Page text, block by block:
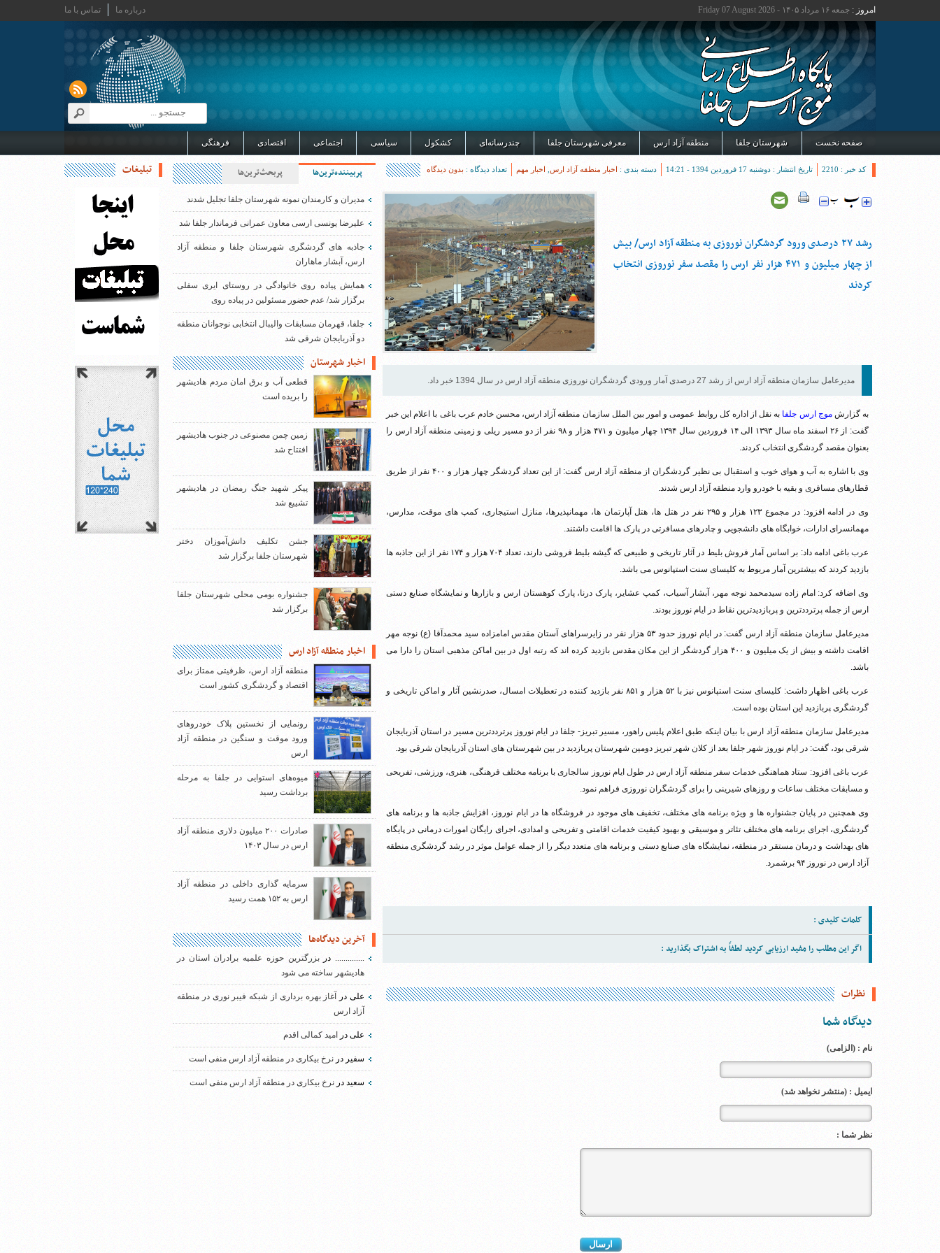
امروز : جمعه ۱۶ مرداد ۱۴۰۵ - Friday 07 August 2026 تماس با ما درباره ما
صفحه نخست شهرستان جلفا منطقه آزاد ارس معرفی شهرستان جلفا چندرسانه‌ای کشکول سیاسی اجتماعی اقتصادی فرهنگی
کد خبر : 2210 تاریخ انتشار : دوشنبه 17 فروردین 1394 - 14:21 دسته بندی : اخبار منطقه آزاد ارس اخبار مهم تعداد دیدگاه : بدون دیدگاه
رشد ۲۷ درصدی ورود گردشگران نوروزی به منطقه آزاد ارس/ بیش
از چهار میلیون و ۴۷۱ هزار نفر ارس را مقصد سفر نوروزی انتخاب
کردند
مدیرعامل سازمان منطقه آزاد ارس از رشد 27 درصدی آمار ورودی گردشگران نوروزی منطقه آزاد ارس در سال 1394 خبر داد.
به گزارشموج ارس جلفا به نقل از اداره کل روابط عمومی و امور بین الملل سازمان منطقه آزاد ارس، محسن خادم عرب باغی با اعلام این خبر
گفت: از ۲۶ اسفند ماه سال ۱۳۹۳ الی ۱۴ فروردین سال ۱۳۹۴ چهار میلیون و ۴۷۱ هزار و ۹۸ نفر از دو مسیر ریلی و زمینی منطقه آزاد ارس را
بعنوان مقصد گردشگری انتخاب کردند.
وی با اشاره به آب و هوای خوب و استقبال بی نظیر گردشگران از منطقه آزاد ارس گفت: از این تعداد گردشگر چهار هزار و ۴۰۰ نفر از طریق
قطارهای مسافری و بقیه با خودرو وارد منطقه آزاد ارس شدند.
وی در ادامه افزود: در مجموع ۱۲۳ هزار و ۲۹۵ نفر در هتل ها، هتل آپارتمان ها، مهمانپذیرها، منازل استیجاری، کمپ های موقت، مدارس،
مهمانسرای ادارات، خوابگاه های دانشجویی و چادرهای مسافرتی در پارک ها اقامت داشتند.
عرب باغی ادامه داد: بر اساس آمار فروش بلیط در آثار تاریخی و طبیعی که گیشه بلیط فروشی دارند، تعداد ۷۰۴ هزار و ۱۷۴ نفر از این جاذبه ها
بازدید کردند که بیشترین آمار مربوط به کلیسای سنت استپانوس می باشد.
وی اضافه کرد: امام زاده سیدمحمد نوجه مهر، آبشار آسیاب، کمپ عشایر، پارک درنا، پارک کوهستان ارس و بازارها و نمایشگاه صنایع دستی
ارس از جمله پرترددترین و پربازدیدترین نقاط در ایام نوروز بودند.
مدیرعامل سازمان منطقه آزاد ارس گفت: در ایام نوروز حدود ۵۳ هزار نفر در زایرسراهای آستان مقدس امامزاده سید محمدآقا (ع) نوجه مهر
اقامت داشته و بیش از یک میلیون و ۴۰۰ هزار گردشگر از این مکان مقدس بازدید کرده اند که رتبه اول در بین اماکن مذهبی استان را دارا می
باشد.
عرب باغی اظهار داشت: کلیسای سنت استپانوس نیز با ۵۲ هزار و ۸۵۱ نفر بازدید کننده در تعطیلات امسال، صدرنشین آثار و اماکن تاریخی و
گردشگری پربازدید این استان بوده است.
مدیرعامل سازمان منطقه آزاد ارس با بیان اینکه طبق اعلام پلیس راهور، مسیر تبریز- جلفا در ایام نوروز پرترددترین مسیر در استان آذربایجان
شرقی بود، گفت: در ایام نوروز شهر جلفا بعد از کلان شهر تبریز دومین شهرستان پربازدید در بین شهرستان های استان آذربایجان شرقی بود.
عرب باغی افزود: ستاد هماهنگی خدمات سفر منطقه آزاد ارس در طول ایام نوروز سالجاری با برنامه مختلف فرهنگی، هنری، ورزشی، تفریحی
و مسابقات مختلف ساعات و روزهای شیرینی را برای گردشگران نوروزی فراهم نمود.
وی همچنین در پایان جشنواره ها و ویژه برنامه های مختلف، تخفیف های موجود در فروشگاه ها در ایام نوروز، افزایش جاذبه ها و برنامه های
گردشگری، اجرای برنامه های مختلف تئاتر و موسیقی و بهبود کیفیت خدمات اقامتی و تفریحی و امدادی، اجرای رایگان امورات درمانی در پایگاه
های بهداشت و درمان مستقر در منطقه، نمایشگاه های صنایع دستی و برنامه های متعدد دیگر را از جمله عوامل موثر در رشد گردشگری منطقه
آزاد ارس در نوروز ۹۴ برشمرد.
کلمات کلیدی :
اگر این مطلب را مفید ارزیابی کردید لطفاً به اشتراک بگذارید :
نظرات
دیدگاه شما
نام : (الزامی)
ایمیل : (منتشر نخواهد شد)
نظر شما :
تبلیغات پربیننده‌ترین‌ها پربحث‌ترین‌ها
مدیران و کارمندان نمونه شهرستان جلفا تجلیل شدند
علیرضا یونسی ارسی معاون عمرانی فرماندار جلفا شد
جاذبه های گردشگری شهرستان جلفا و منطقه آزاد
ارس، آبشار ماهاران
همایش پیاده روی خانوادگی در روستای ایری سفلی
برگزار شد/ عدم حضور مسئولین در پیاده روی
جلفا، قهرمان مسابقات والیبال انتخابی نوجوانان منطقه
دو آذربایجان شرقی شد
اخبار شهرستان
قطعی آب و برق امان مردم هادیشهر
را بریده است
زمین چمن مصنوعی در جنوب هادیشهر
افتتاح شد
پیکر شهید جنگ رمضان در هادیشهر
تشییع شد
جشن تکلیف دانش‌آموزان دختر
شهرستان جلفا برگزار شد
جشنواره بومی محلی شهرستان جلفا
برگزار شد
اخبار منطقه آزاد ارس
منطقه آزاد ارس، ظرفیتی ممتاز برای
اقتصاد و گردشگری کشور است
رونمایی از نخستین پلاک خودروهای
ورود موقت و سنگین در منطقه آزاد
ارس
میوه‌های استوایی در جلفا به مرحله
برداشت رسید
صادرات ۲۰۰ میلیون دلاری منطقه آزاد
ارس در سال ۱۴۰۳
سرمایه گذاری داخلی در منطقه آزاد
ارس به ۱۵۲ همت رسید
آخرین دیدگاه‌ها
.............. دربزرگترین حوزه علمیه برادران استان در
هادیشهر ساخته می شود
علیدر
آغاز بهره برداری از شبکه فیبر نوری در منطقه
آزاد ارس
علی در امید کمالی اقدم
سفیر در نرخ بیکاری در منطقه آزاد ارس منفی است
سعید در نرخ بیکاری در منطقه آزاد ارس منفی است